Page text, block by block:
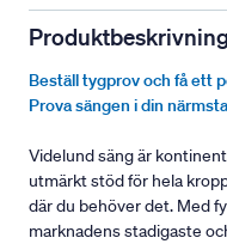
Produktbeskrivning
Beställ tygprov och få ett
Prova sängen i din
Videlund säng är
utmärkt stöd för hela
där du behöver det. Med
marknadens stadigaste